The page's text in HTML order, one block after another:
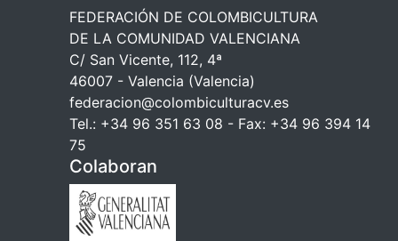
FEDERACIÓN DE COLOMBICULTURA
DE LA COMUNIDAD VALENCIANA
C/ San Vicente, 112, 4ª
46007 - Valencia (Valencia)
federacion@colombiculturacv.es
Tel.: +34 96 351 63 08 - Fax: +34 96 394 14
75
Colaboran